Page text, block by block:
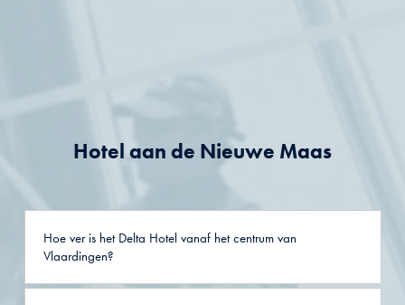
Hotel aan de Nieuwe Maas
Hoe ver is het Delta Hotel vanaf het centrum van
Vlaardingen?